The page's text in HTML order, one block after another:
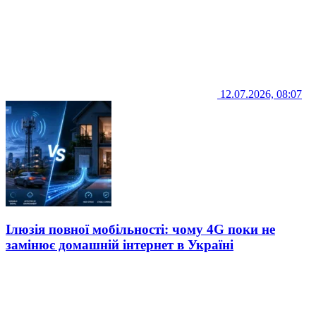
12.07.2026, 08:07
Ілюзія повної мобільності: чому 4G поки не
замінює домашній інтернет в Україні